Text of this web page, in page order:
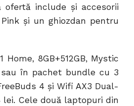
ofertă include și accesorii
și un ghiozdan pentru
8GB+512GB, Mystic
în pachet bundle cu 3
4 și Wifi AX3 Dual-
lei. Cele două laptopuri din